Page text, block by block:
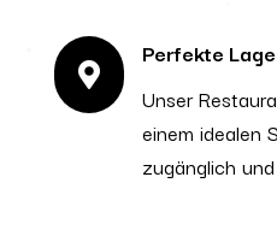

Perfekte Lage
Unser
einem idealen
zugänglich